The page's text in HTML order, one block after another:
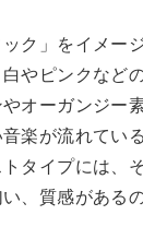
ク」をイメー
やピンクなど
オーガンジー
楽が流れてい
タイプには、
、質感があるの